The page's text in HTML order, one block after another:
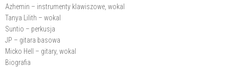
Azhemin – instrumenty klawiszowe, wokal
Tanya Lilith – wokal
Suntio – perkusja
JP – gitara basowa
Micko Hell – gitary, wokal
Biografia